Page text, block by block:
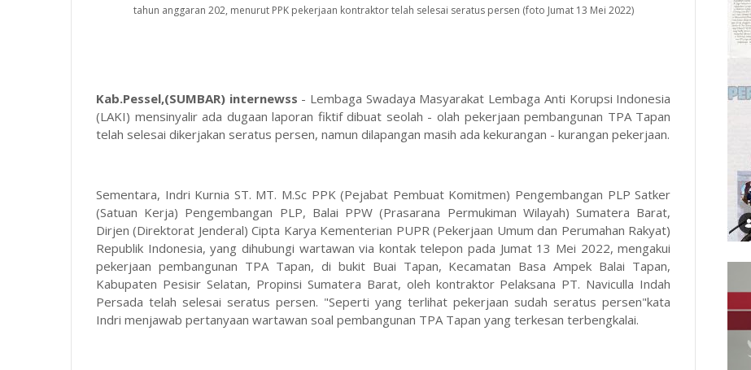
tahun anggaran 202, menurut PPK pekerjaan kontraktor telah selesai seratus persen (foto Jumat 13 Mei 2022)
Kab.Pessel,(SUMBAR) internewss - Lembaga Swadaya Masyarakat Lembaga Anti Korupsi Indonesia
(LAKI) mensinyalir ada dugaan laporan fiktif dibuat seolah - olah pekerjaan pembangunan TPA Tapan
telah selesai dikerjakan seratus persen, namun dilapangan masih ada kekurangan - kurangan pekerjaan.
Sementara, Indri Kurnia ST. MT. M.Sc PPK (Pejabat Pembuat Komitmen) Pengembangan PLP Satker
(Satuan Kerja) Pengembangan PLP, Balai PPW (Prasarana Permukiman Wilayah) Sumatera Barat,
Dirjen (Direktorat Jenderal) Cipta Karya Kementerian PUPR (Pekerjaan Umum dan Perumahan Rakyat)
Republik Indonesia, yang dihubungi wartawan via kontak telepon pada Jumat 13 Mei 2022, mengakui
pekerjaan pembangunan TPA Tapan, di bukit Buai Tapan, Kecamatan Basa Ampek Balai Tapan,
Kabupaten Pesisir Selatan, Propinsi Sumatera Barat, oleh kontraktor Pelaksana PT. Naviculla Indah
Persada telah selesai seratus persen. "Seperti yang terlihat pekerjaan sudah seratus persen"kata
Indri menjawab pertanyaan wartawan soal pembangunan TPA Tapan yang terkesan terbengkalai.